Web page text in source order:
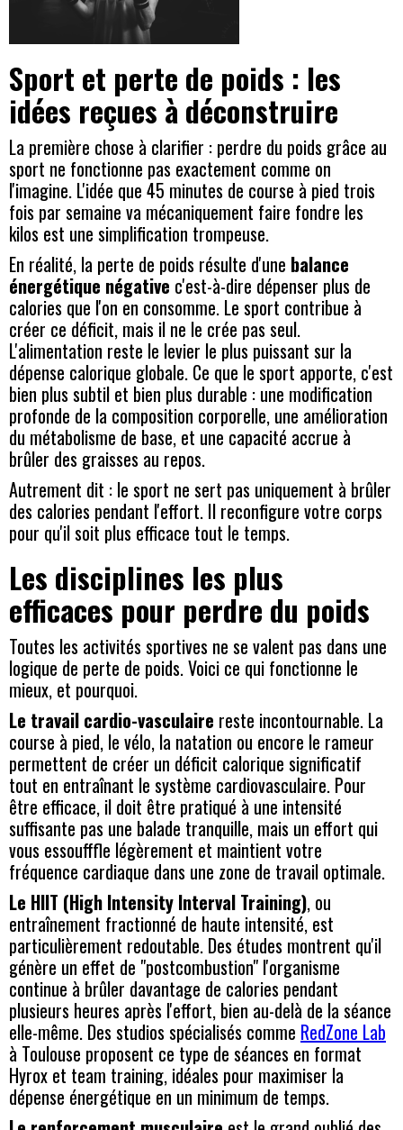
Sport et perte de poids : les
idées reçues à déconstruire
La première chose à clarifier : perdre du poids grâce au
sport ne fonctionne pas exactement comme on
l'imagine. L'idée que 45 minutes de course à pied trois
fois par semaine va mécaniquement faire fondre les
kilos est une simplification trompeuse.
En réalité, la perte de poids résulte d'une balance
énergétique négative c'est-à-dire dépenser plus de
calories que l'on en consomme. Le sport contribue à
créer ce déficit, mais il ne le crée pas seul.
L'alimentation reste le levier le plus puissant sur la
dépense calorique globale. Ce que le sport apporte, c'est
bien plus subtil et bien plus durable : une modification
profonde de la composition corporelle, une amélioration
du métabolisme de base, et une capacité accrue à
brûler des graisses au repos.
Autrement dit : le sport ne sert pas uniquement à brûler
des calories pendant l'effort. Il reconfigure votre corps
pour qu'il soit plus efficace tout le temps.
Les disciplines les plus
efficaces pour perdre du poids
Toutes les activités sportives ne se valent pas dans une
logique de perte de poids. Voici ce qui fonctionne le
mieux, et pourquoi.
Le travail cardio-vasculaire reste incontournable. La
course à pied, le vélo, la natation ou encore le rameur
permettent de créer un déficit calorique significatif
tout en entraînant le système cardiovasculaire. Pour
être efficace, il doit être pratiqué à une intensité
suffisante pas une balade tranquille, mais un effort qui
vous essoufffle légèrement et maintient votre
fréquence cardiaque dans une zone de travail optimale.
Le HIIT (High Intensity Interval Training), ou
entraînement fractionné de haute intensité, est
particulièrement redoutable. Des études montrent qu'il
génère un effet de "postcombustion" l'organisme
continue à brûler davantage de calories pendant
plusieurs heures après l'effort, bien au-delà de la séance
elle-même. Des studios spécialisés comme RedZone Lab
à Toulouse proposent ce type de séances en format
Hyrox et team training, idéales pour maximiser la
dépense énergétique en un minimum de temps.